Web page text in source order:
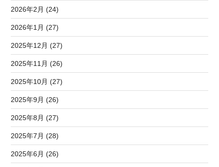
2026年2月 (24)
2026年1月 (27)
2025年12月 (27)
2025年11月 (26)
2025年10月 (27)
2025年9月 (26)
2025年8月 (27)
2025年7月 (28)
2025年6月 (26)